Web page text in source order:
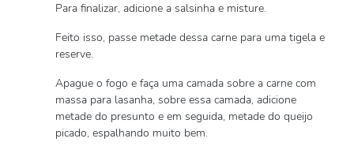
Para finalizar, adicione a salsinha e misture.
Feito isso, passe metade dessa carne para uma tigela e
reserve.
Apague o fogo e faça uma camada sobre a carne com
massa para lasanha, sobre essa camada, adicione
metade do presunto e em seguida, metade do queijo
picado, espalhando muito bem.